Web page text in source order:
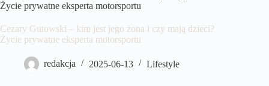
Życie prywatne eksperta motorsportu
Cezary Gutowski – kim jest jego żona i czy mają dzieci?
Życie prywatne eksperta motorsportu
redakcja 2025-06-13 Lifestyle